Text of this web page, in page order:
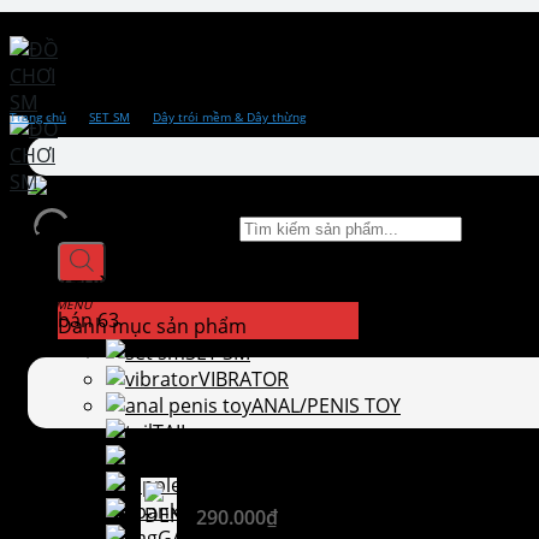
Tìm kiếm sản phẩm
Danh mục sản phẩm
SET SM
VIBRATOR
ANAL/PENIS TOY
TAIL
SPANK TOY
Trang chủ SET SM Dây trói mềm & Dây thừng
DÂY THỪNG HEMP 50M
Đã bán 63
290.000₫